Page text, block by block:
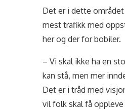
Det er i dette
mest trafikk med
her og der for bobiler.
– Vi skal ikke ha en
kan stå, men mer
Det er i tråd med
vil folk skal få